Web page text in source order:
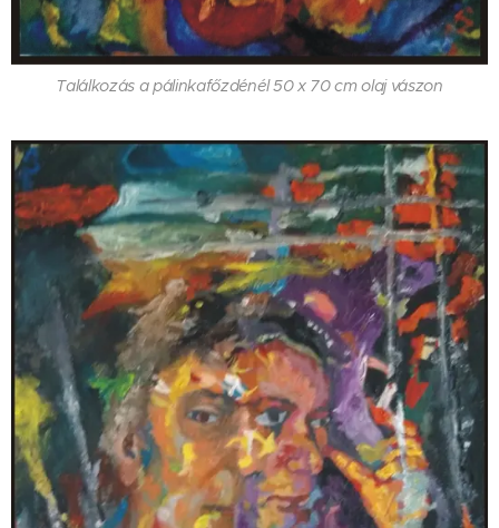
Találkozás a pálinkafőzdénél 50 x 70 cm olaj vászon